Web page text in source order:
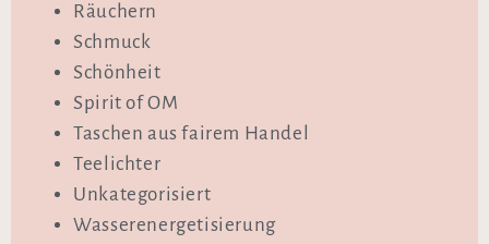
Räuchern
Schmuck
Schönheit
Spirit of OM
Taschen aus fairem Handel
Teelichter
Unkategorisiert
Wasserenergetisierung